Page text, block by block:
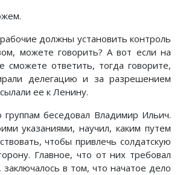
должны установить контроль
можете говорить? А вот если на
сможете ответить, тогда говорите,
делегацию и за разрешением
ее к Ленину.
беседовал Владимир Ильич.
указаниями, научил, каким путем
чтобы привлечь солдатскую
Главное, что от них требовал
в том, что начатое дело